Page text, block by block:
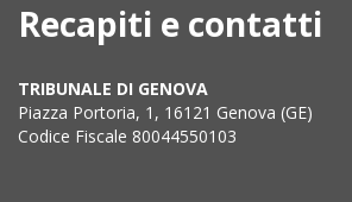
Recapiti e contatti
TRIBUNALE DI GENOVA
Piazza Portoria, 1, 16121 Genova (GE)
Codice Fiscale 80044550103